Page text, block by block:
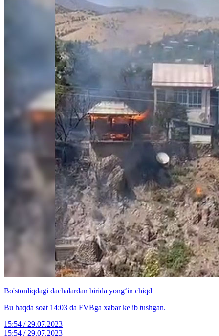
Bo'stonliqdagi dachalardan birida yong‘in chiqdi
Bu haqda soat 14:03 da FVBga xabar kelib tushgan.
15:54 / 29.07.2023
15:54 / 29.07.2023